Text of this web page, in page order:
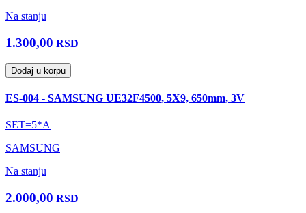
Na stanju
1.300,00 RSD
Dodaj u korpu
ES-004 - SAMSUNG UE32F4500, 5X9, 650mm, 3V
SET=5*A
SAMSUNG
Na stanju
2.000,00 RSD